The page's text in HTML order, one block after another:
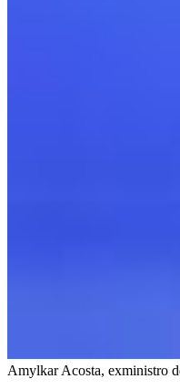
Amylkar Acosta, exministro